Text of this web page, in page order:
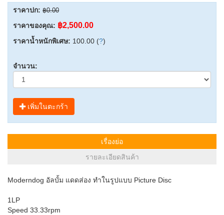
ราคาปก: ฿0.00
ราคาของคุณ: ฿2,500.00
ราคาน้ำหนักพิเศษ: 100.00 (?)
จำนวน:
เพิ่มในตะกร้า
เรื่องย่อ
รายละเอียดสินค้า
Moderndog อัลบั้ม แดดส่อง ทำในรูปแบบ Picture Disc
1LP
Speed 33.33rpm